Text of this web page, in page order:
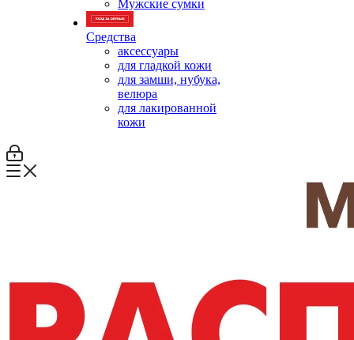
Мужские сумки
Средства
аксессуары
для гладкой кожи
для замши, нубука,
велюра
для лакированной
кожи